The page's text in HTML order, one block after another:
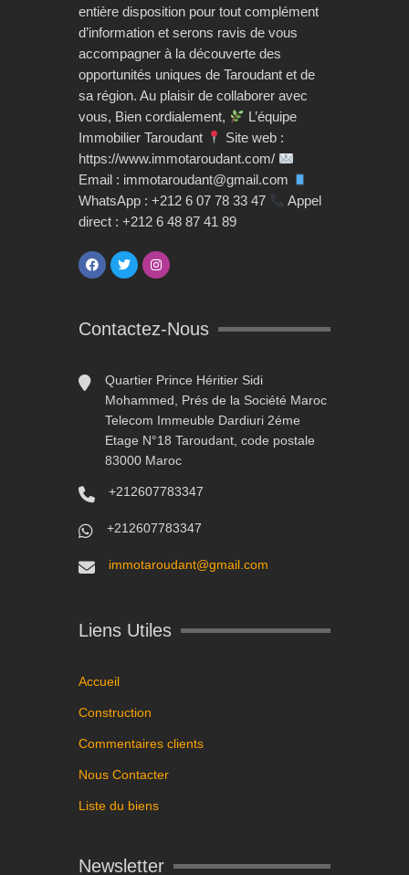
entière disposition pour tout complément
d’information et serons ravis de vous
accompagner à la découverte des
opportunités uniques de Taroudant et de
sa région. Au plaisir de collaborer avec
vous, Bien cordialement,
L’équipe
Immobilier Taroudant
Site web :
https://www.immotaroudant.com/
Email : immotaroudant@gmail.com
WhatsApp : +212 6 07 78 33 47
Appel
direct : +212 6 48 87 41 89
Contactez-Nous
Quartier Prince Héritier Sidi
Mohammed, Prés de la Société Maroc
Telecom Immeuble Dardiuri 2éme
Etage N°18 Taroudant, code postale
83000 Maroc
+212607783347
+212607783347
immotaroudant@gmail.com
Liens Utiles
Accueil
Construction
Commentaires clients
Nous Contacter
Liste du biens
Newsletter